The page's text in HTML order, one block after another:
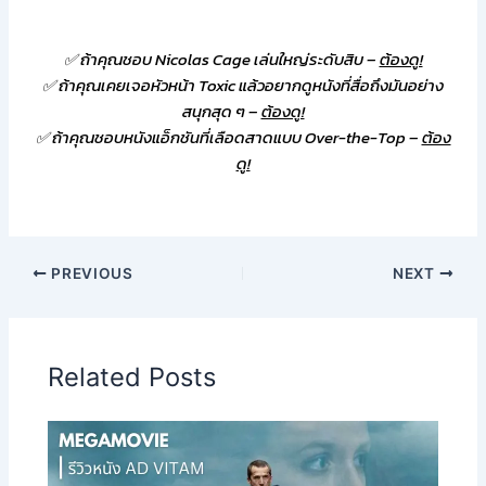
✅ ถ้าคุณชอบ Nicolas Cage เล่นใหญ่ระดับสิบ –ต้องดู!
✅ ถ้าคุณเคยเจอหัวหน้า Toxic แล้วอยากดูหนังที่สื่อถึงมันอย่าง
สนุกสุด ๆ –ต้องดู!
✅ ถ้าคุณชอบหนังแอ็กชันที่เลือดสาดแบบ Over-the-Top –ต้อง
ดู!
PREVIOUS NEXT
Related Posts